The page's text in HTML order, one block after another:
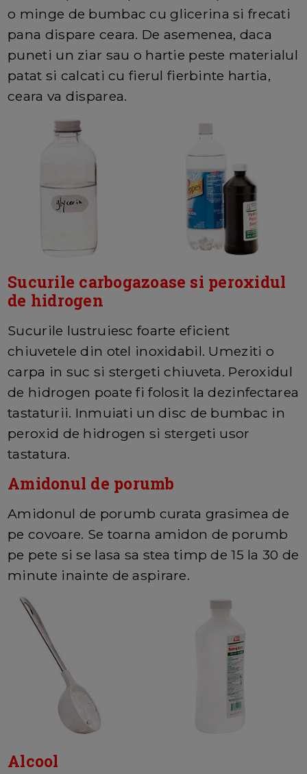
o minge de bumbac cu glicerina si frecati
pana dispare ceara. De asemenea, daca
puneti un ziar sau o hartie peste materialul
patat si calcati cu fierul fierbinte hartia,
ceara va disparea.
Sucurile carbogazoase si peroxidul
de hidrogen
Sucurile lustruiesc foarte eficient
chiuvetele din otel inoxidabil. Umeziti o
carpa in suc si stergeti chiuveta. Peroxidul
de hidrogen poate fi folosit la dezinfectarea
tastaturii. Inmuiati un disc de bumbac in
peroxid de hidrogen si stergeti usor
tastatura.
Amidonul de porumb
Amidonul de porumb curata grasimea de
pe covoare. Se toarna amidon de porumb
pe pete si se lasa sa stea timp de 15 la 30 de
minute inainte de aspirare.
Alcool